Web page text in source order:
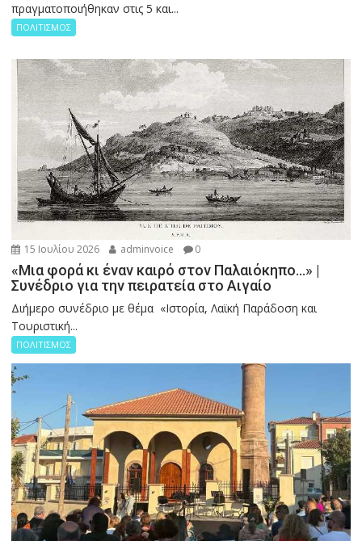
πραγματοποιήθηκαν στις 5 και...
ΠΟΛΙΤΙΣΜΟΣ
15 Ιουλίου 2026 adminvoice 0
«Μια φορά κι έναν καιρό στον Παλαιόκηπο…» |
Συνέδριο για την πειρατεία στο Αιγαίο
Διήμερο συνέδριο με θέμα «Ιστορία, Λαϊκή Παράδοση και
Τουριστική...
ΠΟΛΙΤΙΣΜΟΣ